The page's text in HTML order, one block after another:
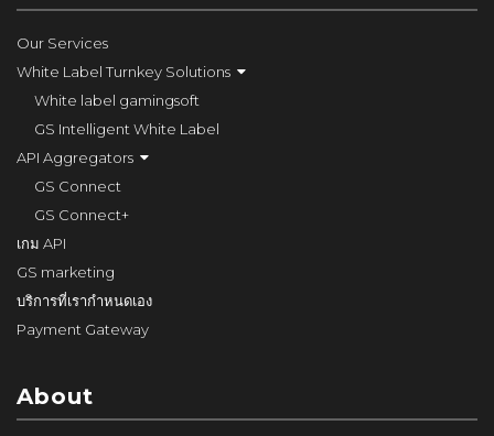
Our Services
White Label Turnkey Solutions
White label gamingsoft
GS Intelligent White Label
API Aggregators
GS Connect
GS Connect+
เกม API
GS marketing
บริการที่เรากำหนดเอง
Payment Gateway
About